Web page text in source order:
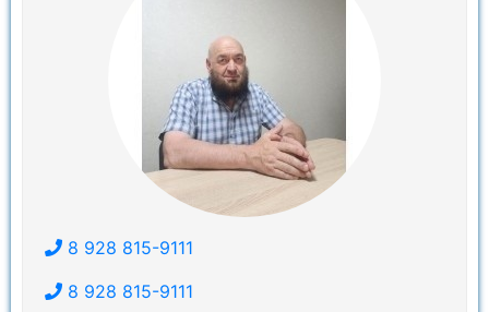
8 928 815-9111
8 928 815-9111